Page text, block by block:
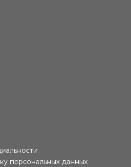
персональных данных